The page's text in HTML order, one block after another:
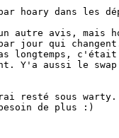
hoary dans les
autre avis, mais
jour qui
longtemps, c'était
Y'a aussi le swap
sous warty.
de plus :)